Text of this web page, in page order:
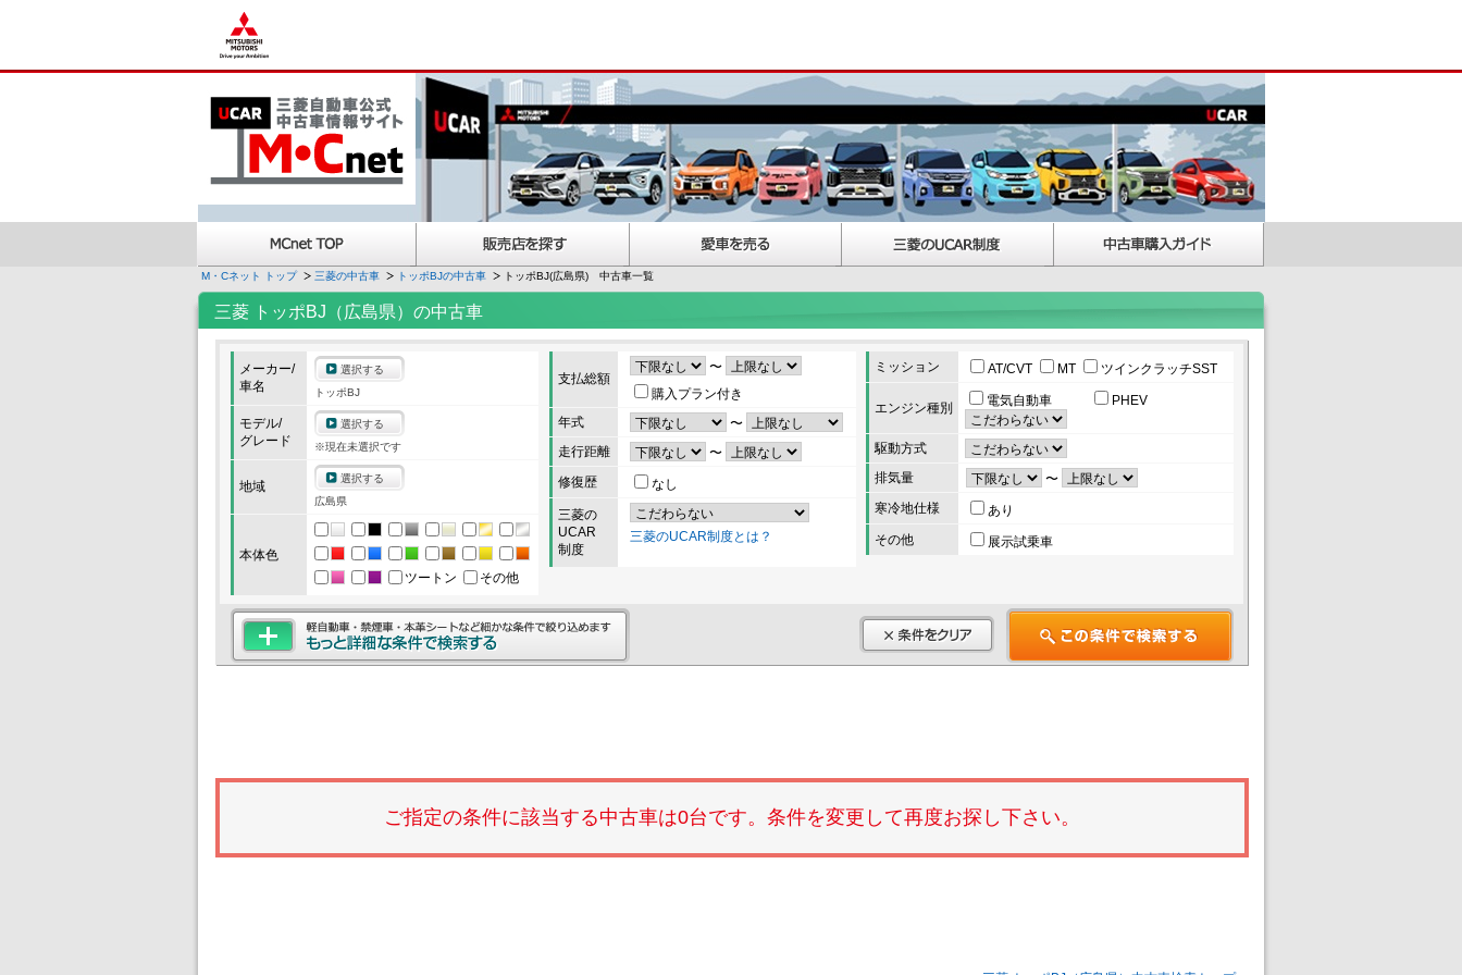
M・Cネット トップ 三菱の中古車 トッポBJの中古車 トッポBJ(広島県) 中古車一覧
三菱 トッポBJ（広島県）の中古車
メーカー/
車名
選択する
トッポBJ
モデル/
グレード
選択する
※現在未選択です
地域
選択する
広島県
本体色
ツートン
その他
支払総額
〜
購入プラン付き
年式
〜
走行距離
〜
修復歴
なし
三菱の
UCAR
制度
三菱のUCAR制度とは？
ミッション AT/CVT MT ツインクラッチSST
エンジン種別 電気自動車 PHEV
駆動方式
排気量
〜
寒冷地仕様
あり
その他
展示試乗車
ご指定の条件に該当する中古車は0台です。条件を変更して再度お探し下さい。